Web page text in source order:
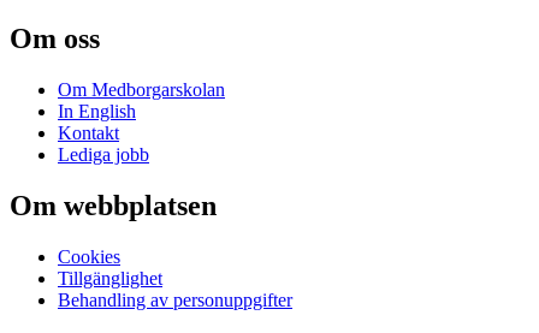
Om oss
Om Medborgarskolan
In English
Kontakt
Lediga jobb
Om webbplatsen
Cookies
Tillgänglighet
Behandling av personuppgifter